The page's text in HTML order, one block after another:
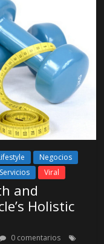
Negocios
Servicios Viral
and
Holistic
0 comentarios